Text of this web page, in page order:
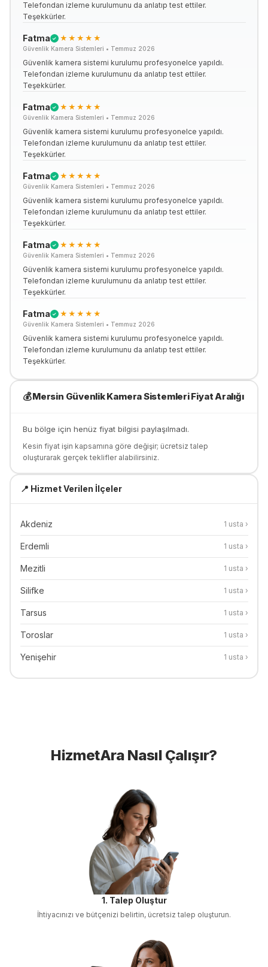
Telefondan izleme kurulumunu da anlatıp test ettiler.
Teşekkürler.
Fatma ✓ ★★★★★
Güvenlik Kamera Sistemleri • Temmuz 2026
Güvenlik kamera sistemi kurulumu profesyonelce yapıldı.
Telefondan izleme kurulumunu da anlatıp test ettiler.
Teşekkürler.
Fatma ✓ ★★★★★
Güvenlik Kamera Sistemleri • Temmuz 2026
Güvenlik kamera sistemi kurulumu profesyonelce yapıldı.
Telefondan izleme kurulumunu da anlatıp test ettiler.
Teşekkürler.
Fatma ✓ ★★★★★
Güvenlik Kamera Sistemleri • Temmuz 2026
Güvenlik kamera sistemi kurulumu profesyonelce yapıldı.
Telefondan izleme kurulumunu da anlatıp test ettiler.
Teşekkürler.
Fatma ✓ ★★★★★
Güvenlik Kamera Sistemleri • Temmuz 2026
Güvenlik kamera sistemi kurulumu profesyonelce yapıldı.
Telefondan izleme kurulumunu da anlatıp test ettiler.
Teşekkürler.
Fatma ✓ ★★★★★
Güvenlik Kamera Sistemleri • Temmuz 2026
Güvenlik kamera sistemi kurulumu profesyonelce yapıldı.
Telefondan izleme kurulumunu da anlatıp test ettiler.
Teşekkürler.
💰Mersin Güvenlik Kamera SistemleriFiyat Aralığı
Bu bölge için henüz fiyat bilgisi paylaşılmadı.
Kesin fiyat işin kapsamına göre değişir; ücretsiz talep
oluşturarak gerçek teklifler alabilirsiniz.
📍 Hizmet Verilen İlçeler
Akdeniz 1 usta ›
Erdemli 1 usta ›
Mezitli 1 usta ›
Silifke 1 usta ›
Tarsus 1 usta ›
Toroslar 1 usta ›
Yenişehir 1 usta ›
HizmetAra Nasıl Çalışır?
1. Talep Oluştur
İhtiyacınızı ve bütçenizi belirtin, ücretsiz talep oluşturun.